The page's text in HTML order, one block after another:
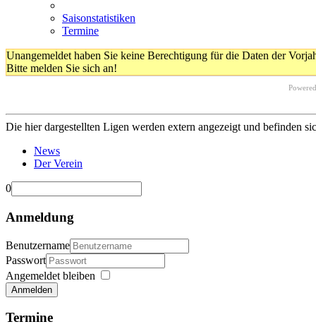
Saisonstatistiken
Termine
Unangemeldet haben Sie keine Berechtigung für die Daten der
Bitte melden Sie sich an!
Die hier dargestellten Ligen werden extern angezeigt und befinden
News
Der Verein
0
Anmeldung
Benutzername
Passwort
Angemeldet bleiben
Anmelden
Termine